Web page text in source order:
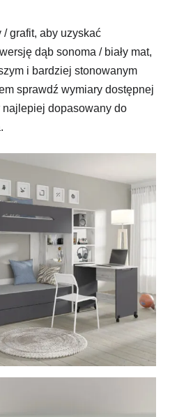
/ grafit, aby uzyskać
dąb sonoma / biały mat,
i bardziej stonowanym
sprawdź wymiary dostępnej
dopasowany do